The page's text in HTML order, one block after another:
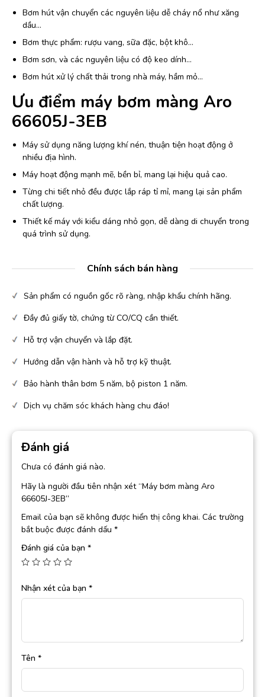
Bơm hút vận chuyển các nguyên liệu dễ cháy nổ như xăng
dầu…
Bơm thực phẩm: rượu vang, sữa đặc, bột khô…
Bơm sơn, và các nguyên liệu có độ keo dính…
Bơm hút xử lý chất thải trong nhà máy, hầm mỏ…
Ưu điểm máy bơm màng Aro
66605J-3EB
Máy sử dụng năng lượng khí nén, thuận tiện hoạt động ở
nhiều địa hình.
Máy hoạt động mạnh mẽ, bền bỉ, mang lại hiệu quả cao.
Từng chi tiết nhỏ đều được lắp ráp tỉ mỉ, mang lại sản phẩm
chất lượng.
Thiết kế máy với kiểu dáng nhỏ gọn, dễ dàng di chuyển trong
quá trình sử dụng.
Chính sách bán hàng
Sản phẩm có nguồn gốc rõ ràng, nhập khẩu chính hãng.
Đầy đủ giấy tờ, chứng từ CO/CQ cần thiết.
Hỗ trợ vận chuyển và lắp đặt.
Hướng dẫn vận hành và hỗ trợ kỹ thuật.
Bảo hành thân bơm 5 năm, bộ piston 1 năm.
Dịch vụ chăm sóc khách hàng chu đáo!
Đánh giá
Chưa có đánh giá nào.
Hãy là người đầu tiên nhận xét “Máy bơm màng Aro
66605J-3EB”
Email của bạn sẽ không được hiển thị công khai. Các trường
bắt buộc được đánh dấu *
Đánh giá của bạn *
Nhận xét của bạn *
Tên *